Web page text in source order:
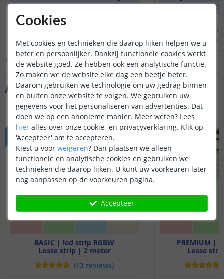
Aanvullende producten
BASIC
BASIC | led strip RGBW
Losse strip | 2 meter
(13 reviews)
PREMIUM
PREMIUM |
Losse
werken, u dient dan een keuze te
moeten maken of u wilt gaan werken
met een dimbare led driver of met een
Door JS dinsdag 16 december 2025
zal de ledstrip in
Door Sharona dinsdag
Bekijk alle Vraag & antwoord
Cookies
Met cookies en technieken die daarop lijken helpen we u
beter en persoonlijker. Dankzij functionele cookies werkt
de website goed. Ze hebben ook een analytische functie.
Zo maken we de website elke dag een beetje beter.
Daarom gebruiken we technologie om uw gedrag binnen
en buiten onze website te volgen. We gebruiken uw
gegevens voor het personaliseren van advertenties. Dat
doen we op een anonieme manier. Meer weten? Lees
hier alles over onze cookie- en privacyverklaring. Klik op
'Accepteer' om te accepteren.
Kiest u voor weigeren? Dan plaatsen we alleen
functionele en analytische cookies en gebruiken we
technieken die daarop lijken. U kunt uw voorkeuren later
nog aanpassen op de voorkeuren pagina.
Accepteer